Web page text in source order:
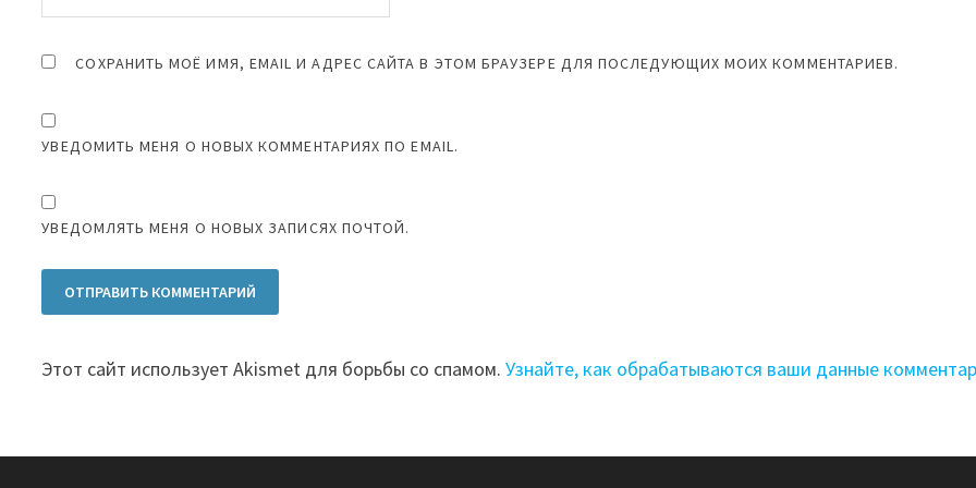
СОХРАНИТЬ МОЁ ИМЯ, EMAIL И АДРЕС САЙТА В ЭТОМ БРАУЗЕРЕ ДЛЯ ПОСЛЕДУЮЩИХ МОИХ КОММЕНТАРИЕВ.
УВЕДОМИТЬ МЕНЯ О НОВЫХ КОММЕНТАРИЯХ ПО EMAIL.
УВЕДОМЛЯТЬ МЕНЯ О НОВЫХ ЗАПИСЯХ ПОЧТОЙ.
Этот сайт использует Akismet для борьбы со спамом.Узнайте, как обрабатываются ваши данные